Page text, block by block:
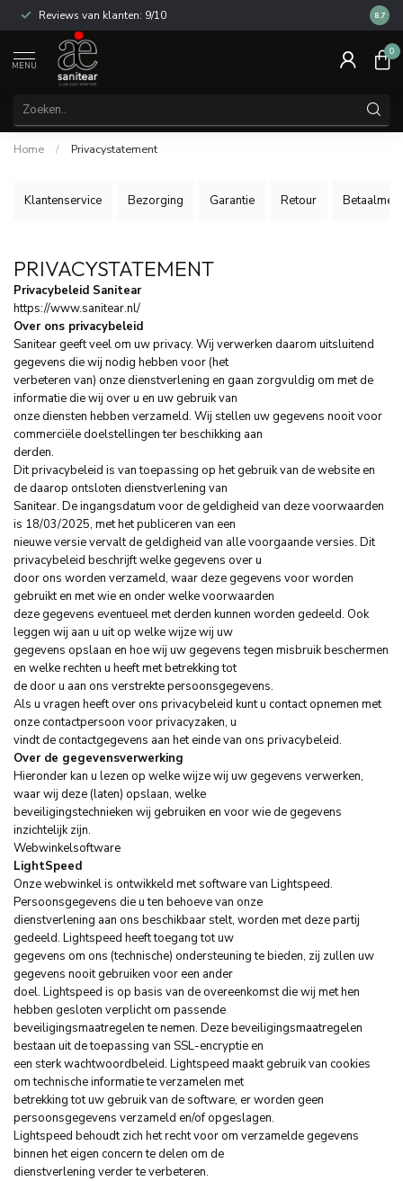
Reviews van klanten: 9/10 14
8.7
MENU
0
Home / Privacystatement
Klantenservice Bezorging Garantie Retour
PRIVACYSTATEMENT
Privacybeleid Sanitear
https://www.sanitear.nl/
Over ons privacybeleid
Sanitear geeft veel om uw privacy. Wij verwerken daarom uitsluitend
gegevens die wij nodig hebben voor (het
verbeteren van) onze dienstverlening en gaan zorgvuldig om met de
informatie die wij over u en uw gebruik van
onze diensten hebben verzameld. Wij stellen uw gegevens nooit voor
commerciële doelstellingen ter beschikking aan
derden.
Dit privacybeleid is van toepassing op het gebruik van de website en
de daarop ontsloten dienstverlening van
Sanitear. De ingangsdatum voor de geldigheid van deze voorwaarden
is 18/03/2025, met het publiceren van een
nieuwe versie vervalt de geldigheid van alle voorgaande versies. Dit
privacybeleid beschrijft welke gegevens over u
door ons worden verzameld, waar deze gegevens voor worden
gebruikt en met wie en onder welke voorwaarden
deze gegevens eventueel met derden kunnen worden gedeeld. Ook
leggen wij aan u uit op welke wijze wij uw
gegevens opslaan en hoe wij uw gegevens tegen misbruik beschermen
en welke rechten u heeft met betrekking tot
de door u aan ons verstrekte persoonsgegevens.
Als u vragen heeft over ons privacybeleid kunt u contact opnemen met
onze contactpersoon voor privacyzaken, u
vindt de contactgegevens aan het einde van ons privacybeleid.
Over de gegevensverwerking
Hieronder kan u lezen op welke wijze wij uw gegevens verwerken,
waar wij deze (laten) opslaan, welke
beveiligingstechnieken wij gebruiken en voor wie de gegevens
inzichtelijk zijn.
Webwinkelsoftware
LightSpeed
Onze webwinkel is ontwikkeld met software van Lightspeed.
Persoonsgegevens die u ten behoeve van onze
dienstverlening aan ons beschikbaar stelt, worden met deze partij
gedeeld. Lightspeed heeft toegang tot uw
gegevens om ons (technische) ondersteuning te bieden, zij zullen uw
gegevens nooit gebruiken voor een ander
doel. Lightspeed is op basis van de overeenkomst die wij met hen
hebben gesloten verplicht om passende
beveiligingsmaatregelen te nemen. Deze beveiligingsmaatregelen
bestaan uit de toepassing van SSL-encryptie en
een sterk wachtwoordbeleid. Lightspeed maakt gebruik van cookies
om technische informatie te verzamelen met
betrekking tot uw gebruik van de software, er worden geen
persoonsgegevens verzameld en/of opgeslagen.
Lightspeed behoudt zich het recht voor om verzamelde gegevens
binnen het eigen concern te delen om de
dienstverlening verder te verbeteren.